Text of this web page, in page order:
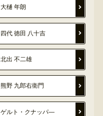
大樋 年朗
四代 徳田 八十吉
北出 不二雄
熊野 九郎右衛門
ゲルト・クナッパ―